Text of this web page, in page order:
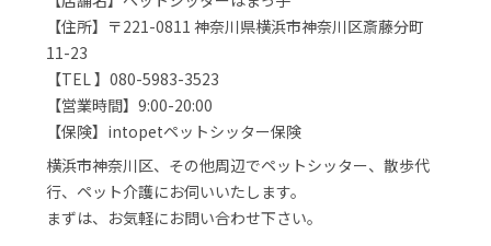
【住所】〒221-0811 神奈川県横浜市神奈川区斎藤分町
11-23
【TEL 】080-5983-3523
【営業時間】9:00-20:00
【保険】intopetペットシッター保険
横浜市神奈川区、その他周辺でペットシッター、散歩代
行、ペット介護にお伺いいたします。
まずは、お気軽にお問い合わせ下さい。